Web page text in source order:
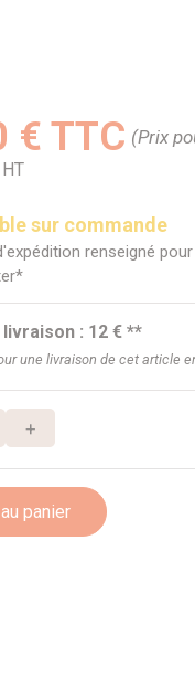
€ TTC (Prix
sur commande
renseigné
: 12 € **
une livraison de cet article
+
panier